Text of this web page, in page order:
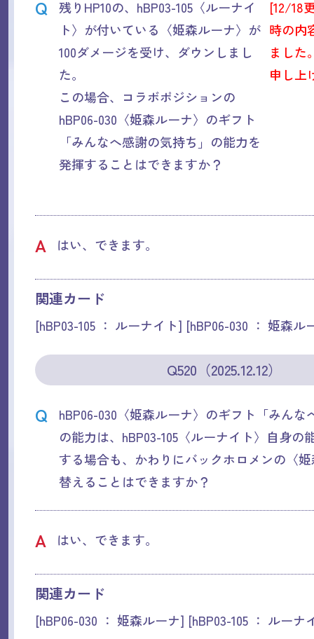
Q
残りHP10の、hBP03-105〈ルーナイ
ト〉が付いている〈姫森ルーナ〉が
100ダメージを受け、ダウンしまし
た。
この場合、コラボポジションの
hBP06-030〈姫森ルーナ〉のギフト
「みんなへ感謝の気持ち」の能力を
発揮することはできますか？
[12/18
時の内
ました
申し上
A はい、できます。
関連カード
[hBP03-105 ： ルーナイト] [hBP06-030 ： 姫森ル
Q520（2025.12.12）
Q
hBP06-030〈姫森ルーナ〉のギフト「みんな
の能力は、hBP03-105〈ルーナイト〉自身の
する場合も、かわりにバックホロメンの〈
替えることはできますか？
A はい、できます。
関連カード
[hBP06-030 ： 姫森ルーナ] [hBP03-105 ： ルーナ